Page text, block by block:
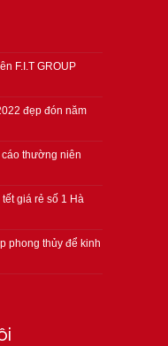
F.I.T GROUP
đẹp đón năm
cáo thường niên
giá rẻ số 1 Hà
phong thủy để kinh